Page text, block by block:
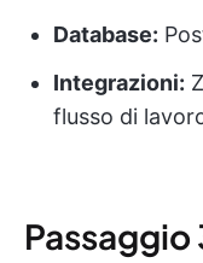
Database:
Integrazioni:
flusso di